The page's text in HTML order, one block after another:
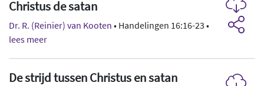
Christus de satan
Dr. R. (Reinier) van Kooten • Handelingen 16:16-23 •
lees meer
De strijd tussen Christus en satan